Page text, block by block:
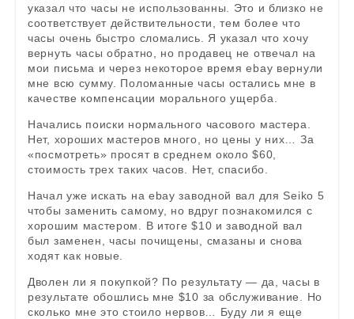
указал что часы не использованны. Это и близко не
соответствует действительности, тем более что
часы очень быстро сломались. Я указал что хочу
вернуть часы обратно, но продавец не отвечал на
мои письма и через некоторое время ebay вернули
мне всю сумму. Поломанные часы остались мне в
качестве компенсации морального ущерба.
Начались поиски нормального часового мастера.
Нет, хороших мастеров много, но цены у них… За
«посмотреть» просят в среднем около $60,
стоимость трех таких часов. Нет, спасибо.
Начал уже искать на ebay заводной вал для Seiko 5
чтобы заменить самому, но вдруг познакомился с
хорошим мастером. В итоге $10 и заводной вал
был заменен, часы почищены, смазаны и снова
ходят как новые.
Дволен ли я покупкой? По результату — да, часы в
результате обошлись мне $10 за обслуживание. Но
сколько мне это стоило нервов… Буду ли я еще